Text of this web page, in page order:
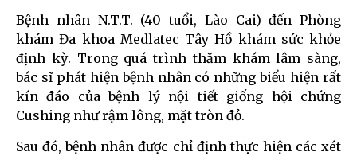
Bệnh nhân N.T.T. (40 tuổi, Lào Cai) đến Phòng
khám Đa khoa Medlatec Tây Hồ khám sức khỏe
định kỳ. Trong quá trình thăm khám lâm sàng,
bác sĩ phát hiện bệnh nhân có những biểu hiện rất
kín đáo của bệnh lý nội tiết giống hội chứng
Cushing như rậm lông, mặt tròn đỏ.
Sau đó, bệnh nhân được chỉ định thực hiện các xét